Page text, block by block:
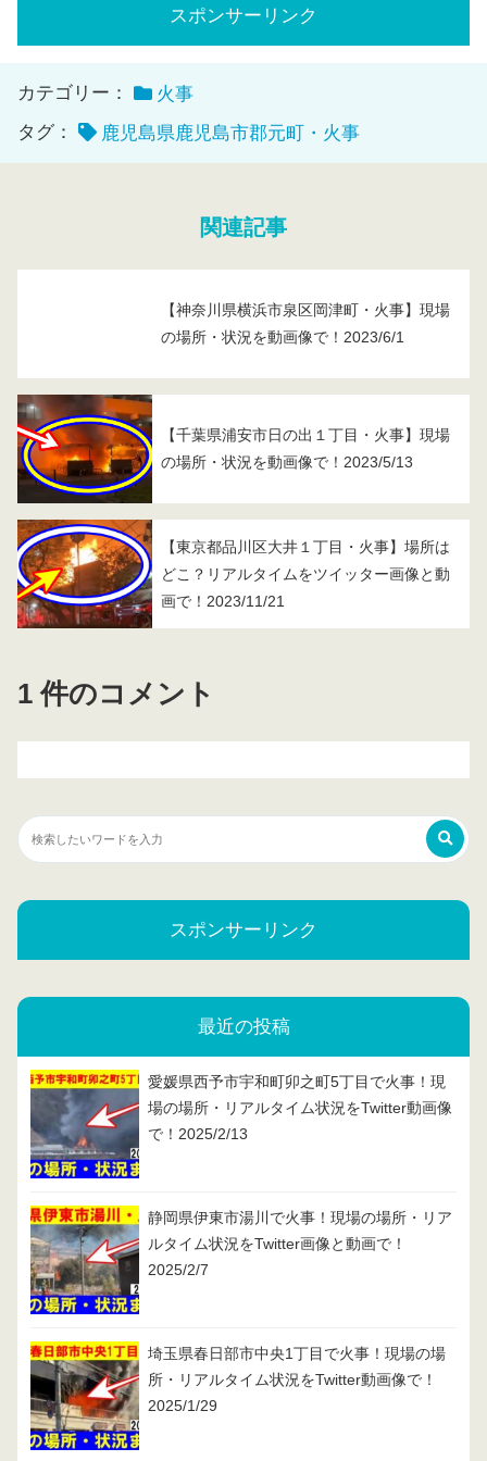
スポンサーリンク
カテゴリー：
火事
タグ：
鹿児島県鹿児島市郡元町・火事
関連記事
【神奈川県横浜市泉区岡津町・火事】現場
の場所・状況を動画像で！2023/6/1
【千葉県浦安市日の出１丁目・火事】現場
の場所・状況を動画像で！2023/5/13
【東京都品川区大井１丁目・火事】場所は
どこ？リアルタイムをツイッター画像と動
画で！2023/11/21
1 件のコメント
スポンサーリンク
最近の投稿
愛媛県西予市宇和町卯之町5丁目で火事！現
場の場所・リアルタイム状況をTwitter動画像
で！2025/2/13
静岡県伊東市湯川で火事！現場の場所・リア
ルタイム状況をTwitter画像と動画で！
2025/2/7
埼玉県春日部市中央1丁目で火事！現場の場
所・リアルタイム状況をTwitter動画像で！
2025/1/29